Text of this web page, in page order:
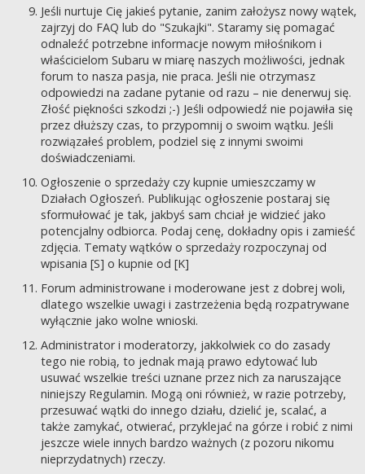
Jeśli nurtuje Cię jakieś pytanie, zanim założysz nowy wątek,
zajrzyj do FAQ lub do "Szukajki". Staramy się pomagać
odnaleźć potrzebne informacje nowym miłośnikom i
właścicielom Subaru w miarę naszych możliwości, jednak
forum to nasza pasja, nie praca. Jeśli nie otrzymasz
odpowiedzi na zadane pytanie od razu – nie denerwuj się.
Złość piękności szkodzi ;-) Jeśli odpowiedź nie pojawiła się
przez dłuższy czas, to przypomnij o swoim wątku. Jeśli
rozwiązałeś problem, podziel się z innymi swoimi
doświadczeniami.
Ogłoszenie o sprzedaży czy kupnie umieszczamy w
Działach Ogłoszeń. Publikując ogłoszenie postaraj się
sformułować je tak, jakbyś sam chciał je widzieć jako
potencjalny odbiorca. Podaj cenę, dokładny opis i zamieść
zdjęcia. Tematy wątków o sprzedaży rozpoczynaj od
wpisania [S] o kupnie od [K]
Forum administrowane i moderowane jest z dobrej woli,
dlatego wszelkie uwagi i zastrzeżenia będą rozpatrywane
wyłącznie jako wolne wnioski.
Administrator i moderatorzy, jakkolwiek co do zasady
tego nie robią, to jednak mają prawo edytować lub
usuwać wszelkie treści uznane przez nich za naruszające
niniejszy Regulamin. Mogą oni również, w razie potrzeby,
przesuwać wątki do innego działu, dzielić je, scalać, a
także zamykać, otwierać, przyklejać na górze i robić z nimi
jeszcze wiele innych bardzo ważnych (z pozoru nikomu
nieprzydatnych) rzeczy.